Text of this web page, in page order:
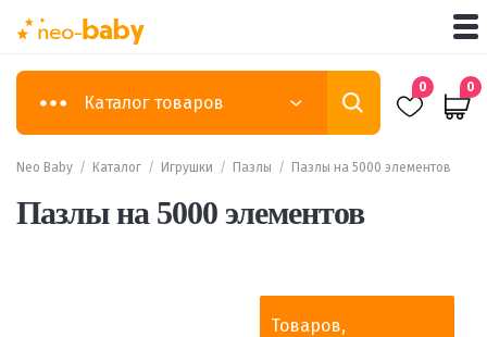
Каталог товаров
0 0
Neo Baby / Каталог / Игрушки / Пазлы / Пазлы на 5000 элементов
Пазлы на 5000 элементов
Товаров,